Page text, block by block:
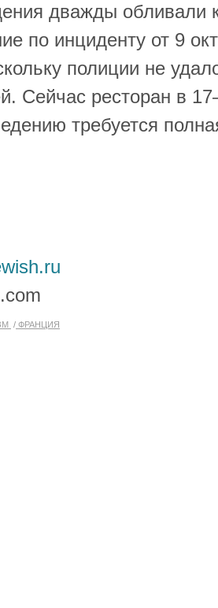
дважды обливали
по инциденту от 9
полиции не
Сейчас ресторан в
требуется
ФРАНЦИЯ